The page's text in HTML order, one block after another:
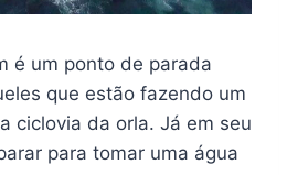
é um ponto de parada
que estão fazendo um
ciclovia da orla. Já em seu
para tomar uma água